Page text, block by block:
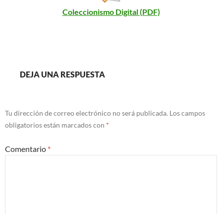
Coleccionismo Digital (PDF)
DEJA UNA RESPUESTA
Tu dirección de correo electrónico no será publicada. Los campos
obligatorios están marcados con *
Comentario *